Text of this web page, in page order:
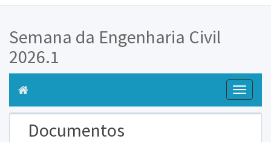
Semana da Engenharia Civil
2026.1
Toggle
Documentos